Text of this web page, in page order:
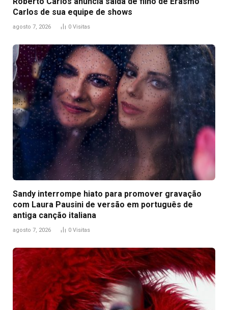
Carlos de sua equipe de shows
agosto 7, 2026 0 Visitas
Sandy interrompe hiato para promover gravação
com Laura Pausini de versão em português de
antiga canção italiana
agosto 7, 2026 0 Visitas